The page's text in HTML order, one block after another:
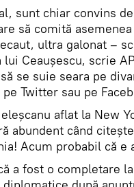
sunt chiar convins
să comită
ultra galonat –
lui Ceaușescu, scrie
se suie seara pe
Twitter sau pe
aflat la New
abundent când
Acum probabil că
a fost o completare